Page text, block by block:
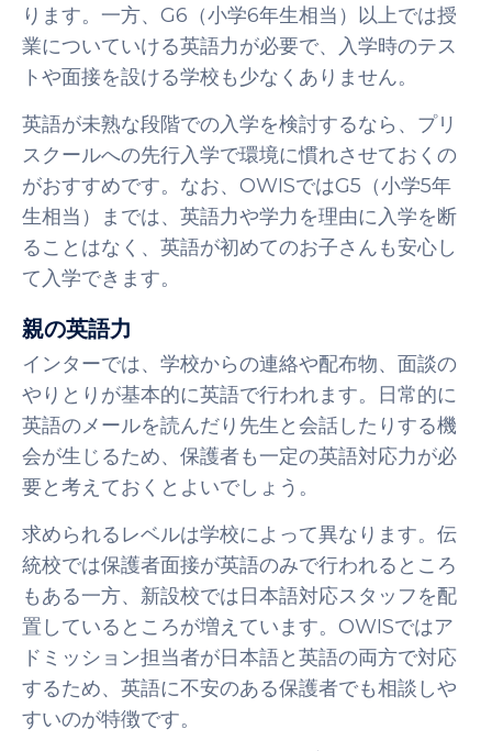
ります。一方、G6（小学6年生相当）以上では授
業についていける英語力が必要で、入学時のテス
トや面接を設ける学校も少なくありません。
英語が未熟な段階での入学を検討するなら、プリ
スクールへの先行入学で環境に慣れさせておくの
がおすすめです。なお、OWISではG5（小学5年
生相当）までは、英語力や学力を理由に入学を断
ることはなく、英語が初めてのお子さんも安心し
て入学できます。
親の英語力
インターでは、学校からの連絡や配布物、面談の
やりとりが基本的に英語で行われます。日常的に
英語のメールを読んだり先生と会話したりする機
会が生じるため、保護者も一定の英語対応力が必
要と考えておくとよいでしょう。
求められるレベルは学校によって異なります。伝
統校では保護者面接が英語のみで行われるところ
もある一方、新設校では日本語対応スタッフを配
置しているところが増えています。OWISではア
ドミッション担当者が日本語と英語の両方で対応
するため、英語に不安のある保護者でも相談しや
すいのが特徴です。